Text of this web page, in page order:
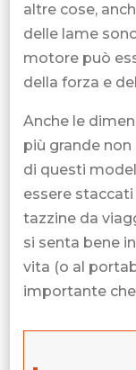
altre cose,
delle lame
motore può
della forza e
Anche le
più grande
di questi
essere
tazzine da
si senta bene
vita (o al
importante